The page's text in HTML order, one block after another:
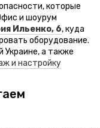
которые
и шоурум
Ильенко, 6, куда
оборудование.
Украине, а также
и настройку